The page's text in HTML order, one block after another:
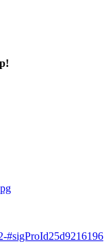
#sigProId25d9216196